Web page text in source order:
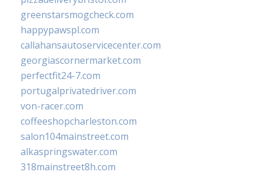
greenstarsmogcheck.com
happypawspl.com
callahansautoservicecenter.com
georgiascornermarket.com
perfectfit24-7.com
portugalprivatedriver.com
von-racer.com
coffeeshopcharleston.com
salon104mainstreet.com
alkaspringswater.com
318mainstreet8h.com